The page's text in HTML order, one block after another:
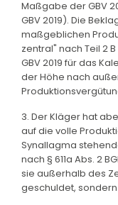
Maßgabe der GBV
GBV 2019). Die
maßgeblichen
zentral" nach Teil 2 B
GBV 2019 für das
der Höhe nach
3. Der Kläger hat
auf die volle
Synallagma
nach § 611a Abs. 2
sie außerhalb des
geschuldet, sondern